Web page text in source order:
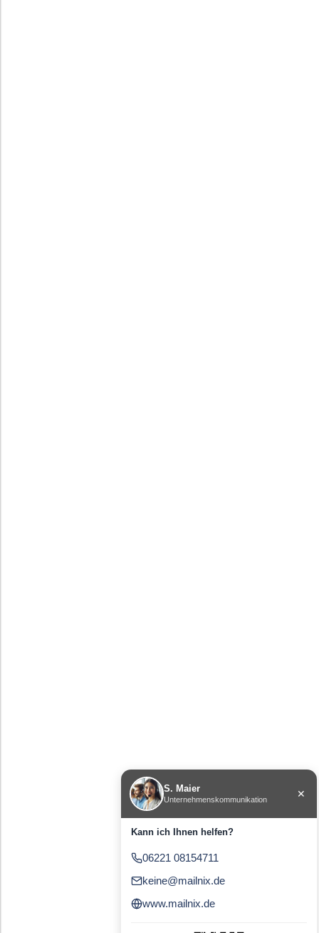
S. Maier
Unternehmenskommunikation ✕
Kann ich Ihnen helfen?
06221 08154711
keine@mailnix.de
www.mailnix.de